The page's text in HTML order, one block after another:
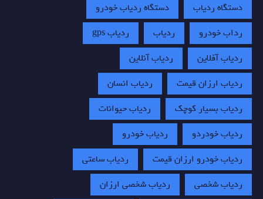
دستگاه ردیاب
دستگاه ردیاب خودرو
رداب خودرو
ردیاب
ردیاب gps
ردیاب آفلاین
ردیاب آنلاین
ردیاب ارزان قیمت
ردیاب انسان
ردیاب بسیار کوچک
ردیاب حیوانات
ردیاب خودردو
ردیاب خودرو
ردیاب خودرو ارزان قیمت
ردیاب ساعتی
ردیاب شخصی
ردیاب شخصی ارزان